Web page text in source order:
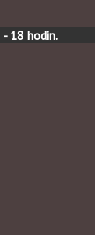
- 18 hodin.